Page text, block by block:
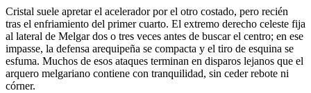
Cristal suele apretar el acelerador por el otro costado, pero recién
tras el enfriamiento del primer cuarto. El extremo derecho celeste fija
al lateral de Melgar dos o tres veces antes de buscar el centro; en ese
impasse, la defensa arequipeña se compacta y el tiro de esquina se
esfuma. Muchos de esos ataques terminan en disparos lejanos que el
arquero melgariano contiene con tranquilidad, sin ceder rebote ni
córner.